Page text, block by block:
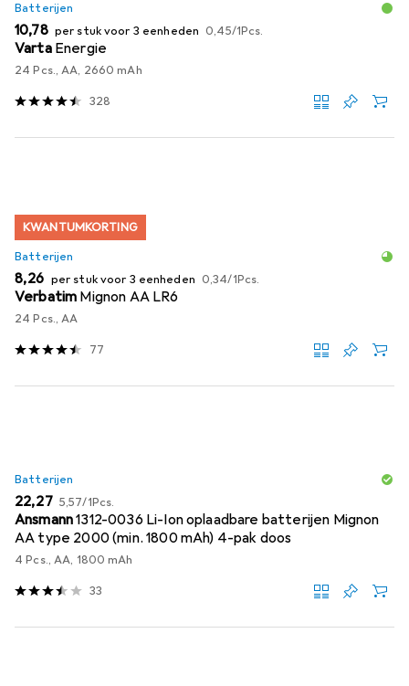
Batterijen
EUR
10,78 per stuk voor 3 eenheden EUR
0,45/1Pcs.
Varta Energie
24 Pcs., AA, 2660 mAh
328
KWANTUMKORTING
Batterijen
EUR
8,26 per stuk voor 3 eenheden EUR
0,34/1Pcs.
Verbatim Mignon AA LR6
24 Pcs., AA
77
Batterijen
EUR
22,27 EUR
5,57/1Pcs.
Ansmann1312-0036 Li-Ion oplaadbare batterijen Mignon
AA type 2000 (min. 1800 mAh) 4-pak doos
4 Pcs., AA, 1800 mAh
33